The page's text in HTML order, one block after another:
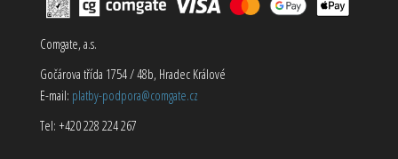
Comgate, a.s.
Gočárova třída 1754 / 48b, Hradec Králové
E-mail: platby-podpora@comgate.cz
Tel: +420 228 224 267